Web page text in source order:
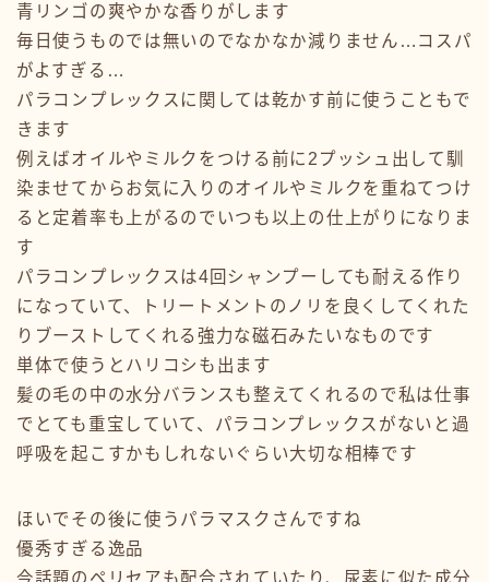
青リンゴの爽やかな香りがします
毎日使うものでは無いのでなかなか減りません…コスパ
がよすぎる…
パラコンプレックスに関しては乾かす前に使うこともで
きます
例えばオイルやミルクをつける前に2プッシュ出して馴
染ませてからお気に入りのオイルやミルクを重ねてつけ
ると定着率も上がるのでいつも以上の仕上がりになりま
す
パラコンプレックスは4回シャンプーしても耐える作り
になっていて、トリートメントのノリを良くしてくれた
りブーストしてくれる強力な磁石みたいなものです
単体で使うとハリコシも出ます
髪の毛の中の水分バランスも整えてくれるので私は仕事
でとても重宝していて、パラコンプレックスがないと過
呼吸を起こすかもしれないぐらい大切な相棒です
ほいでその後に使うパラマスクさんですね
優秀すぎる逸品
今話題のペリセアも配合されていたり、尿素に似た成分